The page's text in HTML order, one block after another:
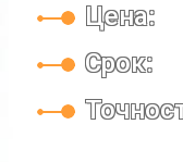
Цена:
Срок: